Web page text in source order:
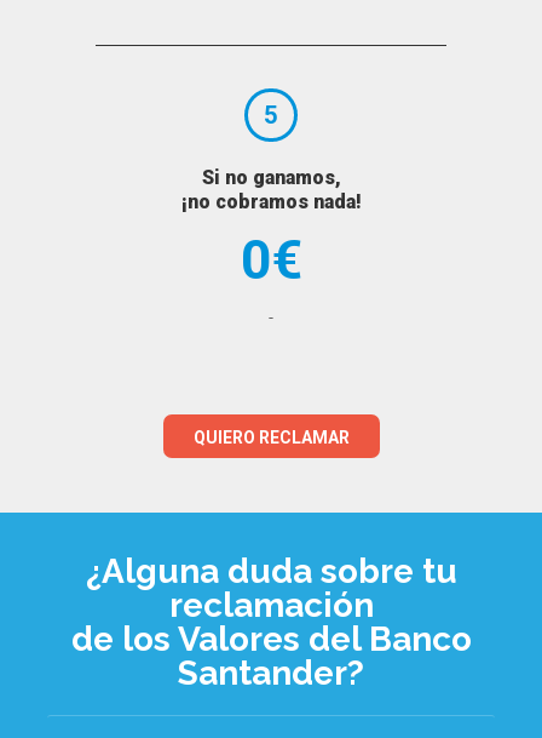
5
Si no ganamos,
¡no cobramos nada!
0€
-
QUIERO RECLAMAR
¿Alguna duda sobre tu
reclamación
de los Valores del Banco
Santander?